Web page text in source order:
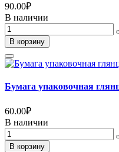
90.00₽
В наличии
В корзину
Бумага упаковочная
60.00₽
В наличии
В корзину